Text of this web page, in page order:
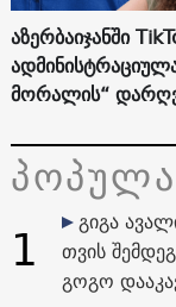
აზერბაიჯანში
მორალის“
1
გიგა
თვის
გოგო